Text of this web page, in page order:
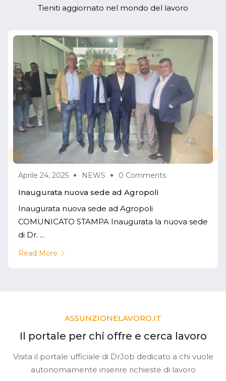
Tieniti aggiornato nel mondo del lavoro
Aprile 24, 2025 NEWS 0 Comments
Inaugurata nuova sede ad Agropoli
Inaugurata nuova sede ad Agropoli
COMUNICATO STAMPA Inaugurata la nuova sede
di Dr. ...
Read More
ASSUNZIONELAVORO.IT
Il portale per chi offre e cerca lavoro
Visita il portale ufficiale di DrJob dedicato a chi vuole
autonomamente inserire richieste di lavoro